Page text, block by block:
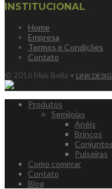
INSTITUCIONAL
Home
Empresa
Termos e Condições
Contato
© 2016 Mak Bella • LINK
Produtos
Semijoias
Anéis
Brincos
Conjuntos
Pulseiras
Como comprar
Contato
Blog